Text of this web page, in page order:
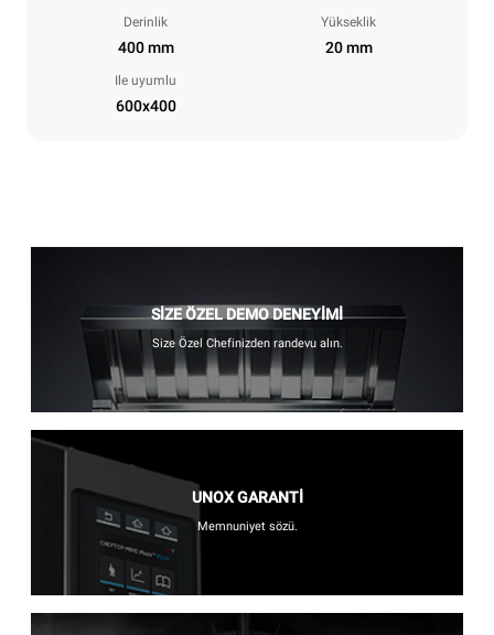
Derinlik
400 mm
Yükseklik
20 mm
Ile uyumlu
600x400
SİZE ÖZEL DEMO DENEYİMİ
Size Özel Chefinizden randevu alın.
UNOX GARANTİ
Memnuniyet sözü.